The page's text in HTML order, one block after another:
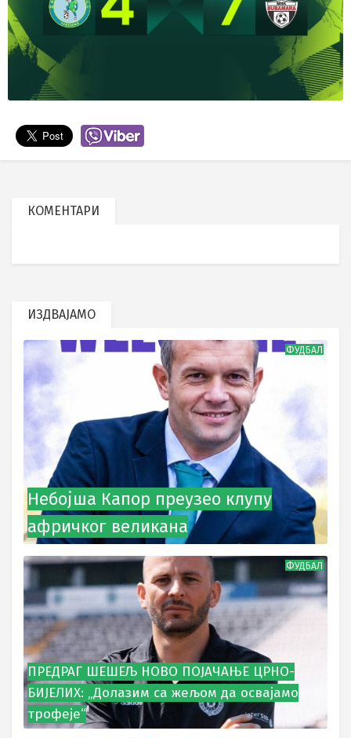
КОМЕНТАРИ
ИЗДВАЈАМО
ФУДБАЛ
Небојша Капор преузео клупу
афричког великана
ФУДБАЛ
ПРЕДРАГ ШЕШЕЉ НОВО ПОЈАЧАЊЕ ЦРНО-
БИЈЕЛИХ: „Долазим са жељом да освајамо
трофеје“